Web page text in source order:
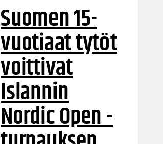
Suomen 15-
vuotiaat tytöt
voittivat
Islannin
Nordic Open -